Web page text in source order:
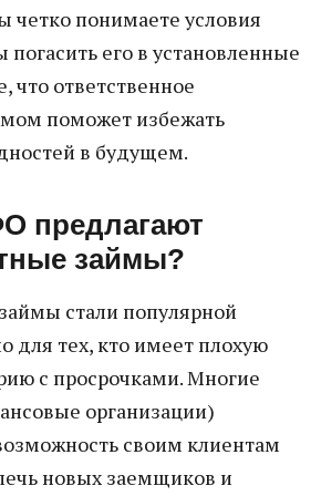
четко понимаете условия
погасить его в установленные
что ответственное
поможет избежать
в будущем.
предлагают
займы?
стали популярной
для тех, кто имеет плохую
с просрочками. Многие
организации)
своим клиентам
новых заемщиков и